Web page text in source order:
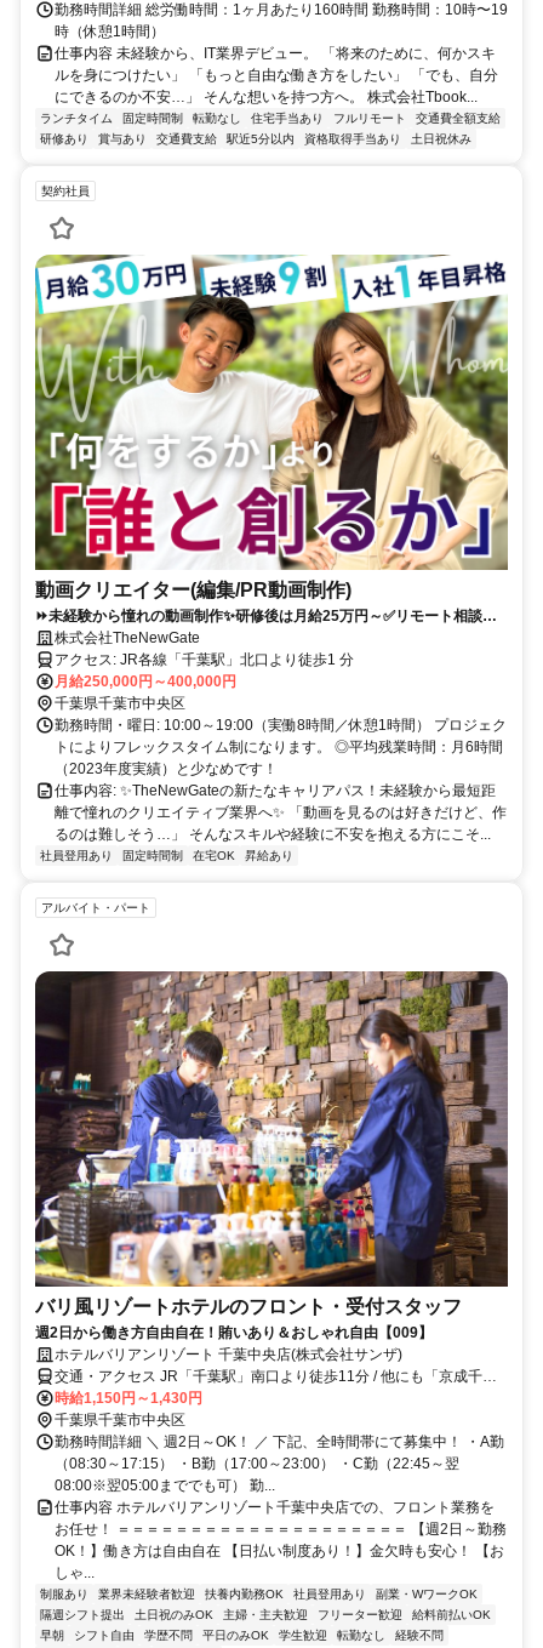
勤務時間詳細 総労働時間：1ヶ月あたり160時間 勤務時間：10時〜19
時（休憩1時間）
仕事内容 未経験から、IT業界デビュー。 「将来のために、何かスキ
ルを身につけたい」 「もっと自由な働き方をしたい」 「でも、自分
にできるのか不安…」 そんな想いを持つ方へ。 株式会社Tbook...
ランチタイム 固定時間制 転勤なし 住宅手当あり フルリモート
交通費全額支給
研修あり
賞与あり 交通費支給 駅近5分以内 資格取得手当あり 土日祝休み
契約社員
動画クリエイター(編集/PR動画制作)
⏩️未経験から憧れの動画制作✨研修後は月給25万円～✅リモート相談可
⭐Wワーク・フリーランス支援ありで働き方もいろいろ
株式会社TheNewGate
アクセス: JR各線「千葉駅」北口より徒歩1 分
月給250,000円～400,000円
千葉県千葉市中央区
勤務時間・曜日: 10:00～19:00（実働8時間／休憩1時間） プロジェク
トによりフレックスタイム制になります。 ◎平均残業時間：月6時間
（2023年度実績）と少なめです！
仕事内容: ✨TheNewGateの新たなキャリアパス！未経験から最短距
離で憧れのクリエイティブ業界へ✨ 「動画を見るのは好きだけど、作
るのは難しそう…」 そんなスキルや経験に不安を抱える方にこそ...
社員登用あり 固定時間制 在宅OK 昇給あり
アルバイト・パート
バリ風リゾートホテルのフロント・受付スタッフ
週2日から働き方自由自在！賄いあり＆おしゃれ自由【009】
ホテルバリアンリゾート 千葉中央店(株式会社サンザ)
交通・アクセス JR「千葉駅」南口より徒歩11分 / 他にも「京成千葉
中央駅」「葭川公園駅」「本千葉駅」「栄町駅」などからもアクセス
良好！
時給1,150円～1,430円
千葉県千葉市中央区
勤務時間詳細 ＼ 週2日～OK！ ／ 下記、全時間帯にて募集中！ ・A勤
（08:30～17:15） ・B勤（17:00～23:00） ・C勤（22:45～翌
08:00※翌05:00まででも可） 勤...
仕事内容 ホテルバリアンリゾート千葉中央店での、フロント業務を
お任せ！ ＝＝＝＝＝＝＝＝＝＝＝＝＝＝＝＝＝＝＝＝ 【週2日～勤務
OK！】働き方は自由自在 【日払い制度あり！】金欠時も安心！ 【お
しゃ...
制服あり 業界未経験者歓迎 扶養内勤務OK 社員登用あり
副業・WワークOK
隔週シフト提出
土日祝のみOK 主婦・主夫歓迎 フリーター歓迎
給料前払いOK
早朝
シフト自由 学歴不問 平日のみOK 学生歓迎 転勤なし
経験不問